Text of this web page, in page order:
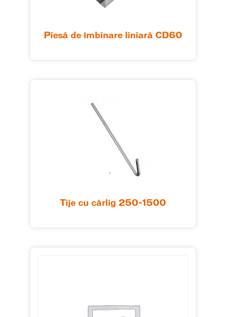
Piesă de îmbinare liniară CD60
Tije cu cârlig 250-1500